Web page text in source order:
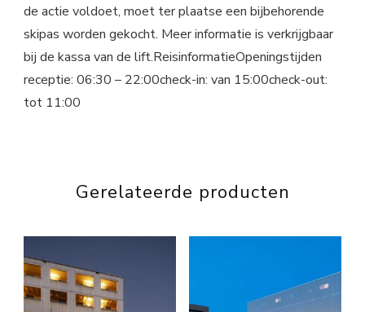
de actie voldoet, moet ter plaatse een bijbehorende
skipas worden gekocht. Meer informatie is verkrijgbaar
bij de kassa van de lift.ReisinformatieOpeningstijden
receptie: 06:30 – 22:00check-in: van 15:00check-out:
tot 11:00
Gerelateerde producten